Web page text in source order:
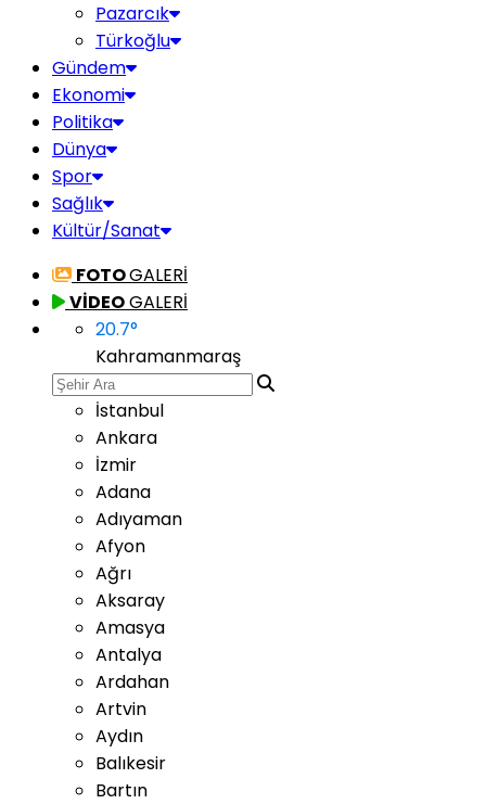
Pazarcık
Türkoğlu
Gündem
Ekonomi
Politika
Dünya
Spor
Sağlık
Kültür/Sanat
FOTOGALERİ
VİDEOGALERİ
20.7°
Kahramanmaraş
İstanbul
Ankara
İzmir
Adana
Adıyaman
Afyon
Ağrı
Aksaray
Amasya
Antalya
Ardahan
Artvin
Aydın
Balıkesir
Bartın